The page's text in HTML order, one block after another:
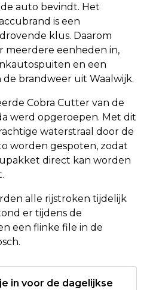
auto bevindt. Het
is een
klus. Daarom
meerdere eenheden in,
en een
brandweer uit Waalwijk.
Cobra Cutter van de
werd opgeroepen. Met dit
waterstraal door de
worden gespoten, zodat
direct kan worden
alle rijstroken tijdelijk
er tijdens de
een flinke file in de
in voor de dagelijkse